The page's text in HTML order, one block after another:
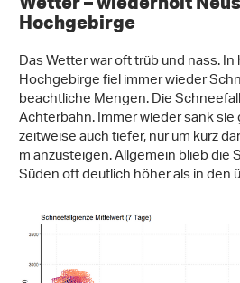
Hochgebirge
Das Wetter war oft trüb und nass.
Hochgebirge fiel immer wieder
beachtliche Mengen. Die
Achterbahn. Immer wieder sank
zeitweise auch tiefer, nur um kurz
m anzusteigen. Allgemein blieb die
Süden oft deutlich höher als in den